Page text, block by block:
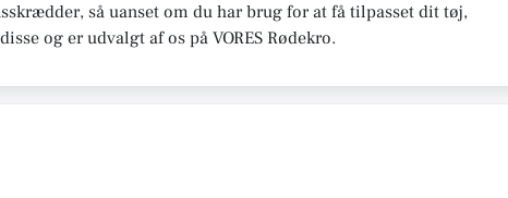
så uanset om du har brug for at få tilpasset dit tøj,
og er udvalgt af os på VORES Rødekro.